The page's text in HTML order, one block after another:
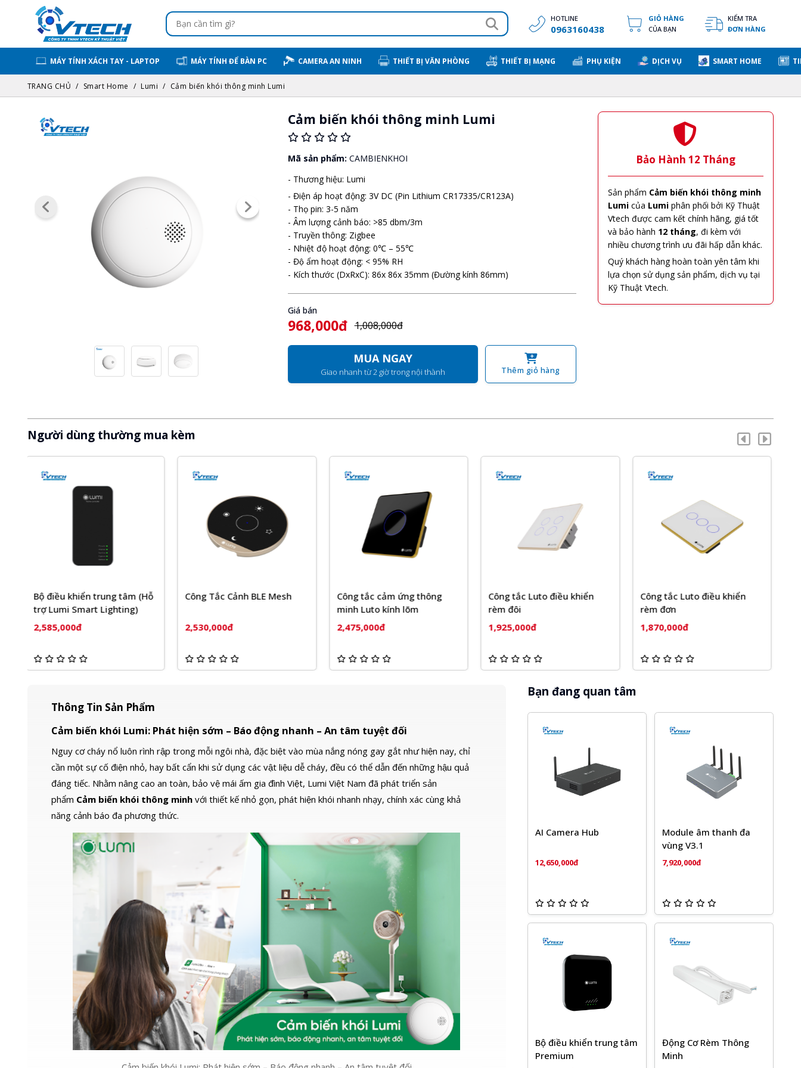
HOTLINE
0963160438
GIỎ HÀNG
CỦA BẠN
KIỂM TRA
ĐƠN HÀNG
MÁY TÍNH XÁCH TAY - LAPTOP MÁY TÍNH ĐỂ BÀN PC CAMERA AN NINH THIẾT BỊ VĂN PHÒNG THIẾT BỊ MẠNG PHỤ KIỆN DỊCH VỤ SMART HOME
TRANG CHỦ Smart Home Lumi Cảm biến khói thông minh Lumi
Cảm biến khói thông minh Lumi
Mã sản phẩm: CAMBIENKHOI
- Thương hiệu: Lumi
- Điện áp hoạt động: 3V DC (Pin Lithium CR17335/CR123A)
- Thọ pin: 3-5 năm
- Âm lượng cảnh báo: >85 dbm/3m
- Truyền thông: Zigbee
- Nhiệt độ hoạt động: 0℃ – 55℃
- Độ ẩm hoạt động: < 95% RH
- Kích thước (DxRxC): 86x 86x 35mm (Đường kính 86mm)
Giá bán
968,000đ 1,008,000đ
MUA NGAY
Giao nhanh từ 2 giờ trong nội thành Thêm giỏ hàng
Bảo Hành 12 Tháng
Sản phẩm Cảm biến khói thông minh
Lumi của Lumi phân phối bởi Kỹ Thuật
Vtech được cam kết chính hãng, giá tốt
và bảo hành 12 tháng, đi kèm với
nhiều chương trình ưu đãi hấp dẫn khác.
Quý khách hàng hoàn toàn yên tâm khi
lựa chọn sử dụng sản phẩm, dịch vụ tại
Kỹ Thuật Vtech.
Người dùng thường mua kèm
Công Tắc Cảnh BLE Mesh
2,530,000đ
Công tắc cảm ứng thông
2,475,000đ
Công tắc Luto điều khiển
rèm đôi
1,925,000đ
Công tắc Luto điều khiển
rèm đơn
1,870,000đ
Công tắc cảm ứng Luto kính
phẳng
1,760,000đ
Thông Tin Sản Phẩm
Cảm biến khói Lumi: Phát hiện sớm – Báo động nhanh – An tâm tuyệt đối
Nguy cơ cháy nổ luôn rình rập trong mỗi ngôi nhà, đặc biệt vào mùa nắng nóng gay gắt như hiện nay, chỉ
cần một sự cố điện nhỏ, hay bất cẩn khi sử dụng các vật liệu dễ cháy, đều có thể dẫn đến những hậu quả
đáng tiếc. Nhằm nâng cao an toàn, bảo vệ mái ấm gia đình Việt, Lumi Việt Nam đã phát triển sản
phẩm Cảm biến khói thông minhvới thiết kế nhỏ gọn, phát hiện khói nhanh nhạy, chính xác cùng khả
năng cảnh báo đa phương thức.
Bạn đang quan tâm
AI Camera Hub
12,650,000đ
Module âm thanh đa
vùng V3.1
7,920,000đ
Bộ điều khiển trung tâm
Premium
Động Cơ Rèm Thông
Minh